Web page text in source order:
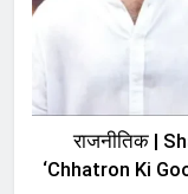
राजनीतिक |
‘Chhatron Ki